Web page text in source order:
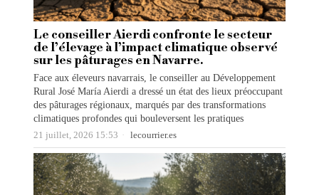
Le conseiller Aierdi confronte le secteur
de l’élevage à l’impact climatique observé
sur les pâturages en Navarre.
Face aux éleveurs navarrais, le conseiller au Développement
Rural José María Aierdi a dressé un état des lieux préoccupant
des pâturages régionaux, marqués par des transformations
climatiques profondes qui bouleversent les pratiques
21 juillet, 2026 15:53 lecourrier.es